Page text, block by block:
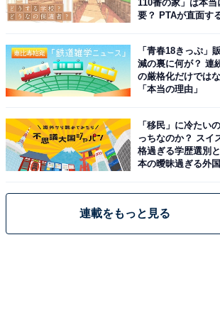
110番の家」は本当
要？ PTAが直面す
「青春18きっぷ」
減の裏に何が？ 連
の厳格化だけでは
「本当の理由」
「移民」に冷たい
っちなのか？ スイ
格過ぎる学歴選別
本の曖昧過ぎる外
連載をもっと見る